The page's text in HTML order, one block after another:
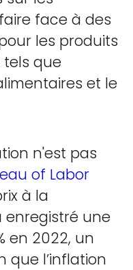
face à des
les produits
tels que
et le
n'est pas
of Labor
à la
enregistré une
en 2022, un
que l’inflation